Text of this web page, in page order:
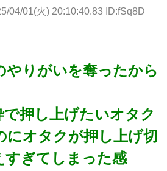
04/01(火) 20:10:40.83 ID:fSq8D
やりがいを奪ったから
押し上げたいオタク
にオタクが押し上げ切
すぎてしまった感